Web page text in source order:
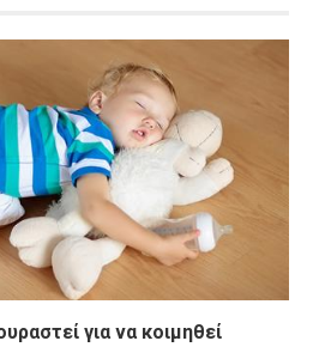
για να κοιμηθεί